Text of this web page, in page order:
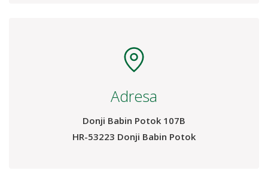
Adresa
Donji Babin Potok 107B
HR-53223 Donji Babin Potok